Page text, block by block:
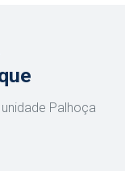
Palhoça